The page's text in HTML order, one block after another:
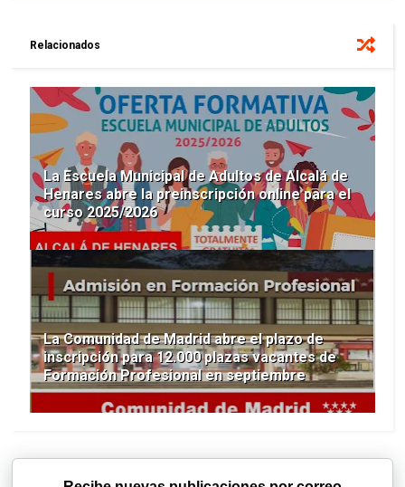
Relacionados
La Escuela Municipal de Adultos de Alcalá de
Henares abre la preinscripción online para el
curso 2025/2026
La Comunidad de Madrid abre el plazo de
inscripción para 12.000 plazas vacantes de
Formación Profesional en septiembre